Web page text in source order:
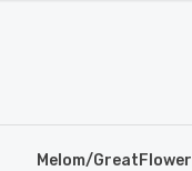
Melom/GreatFlower